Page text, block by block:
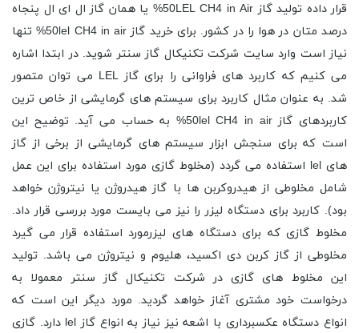
قرار داده تولید گاز 50LEL CH4 in Air% یا همان گاز ال ای ال پنجاه
درصد متان در هوا را در کشور. برای خرید گاز 50lel CH4 in air% تنها
نیاز است وارد سایت شرکت تکنیکال گاز سنتر شوید. در ابتدا اشاره
می کنیم که کاربرد های فراوانی را برای گاز LEL می توان متصور
شد. به عنوان مثال کاربرد برای سیستم های گرمایشی از خاص ترین
کاربردهای گاز 50lel CH4 in air% به حساب می آید. توضیح این
است که برای سنجش ابزار سیستم های گرمایشی از برخی از گاز
های lel استفاده می گردد (مخلوط گازی مورد استفاده برای این عمل
شامل مخلوطی از هیدروکربن ها با گاز هیدروژن یا نیتروژن خواهد
بود). کاربرد برای دستگاه لیزر را نیز می بایست مورد بررسی قرار داد.
مخلوط گازی که برای دستگاه های لیزرمورد استفاده قرار می گیرد
مخلوطی از گاز کربن دی اکسید، هلیوم و نیتروژن می باشد. تولید
این مخلوط های گازی در شرکت تکنیکال گاز سنتر معمولا به
درخواست خود مشتری آغاز خواهد گردید. مورد دیگر این است که
انواع دستگاه عکسبرداری با اشعه نیز نیاز به انواع گاز lel دارد. گازی